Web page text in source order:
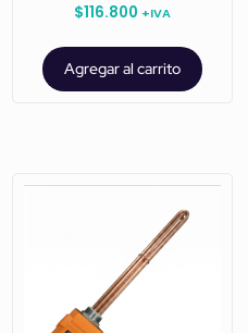
$116.800 +IVA
Agregar al carrito